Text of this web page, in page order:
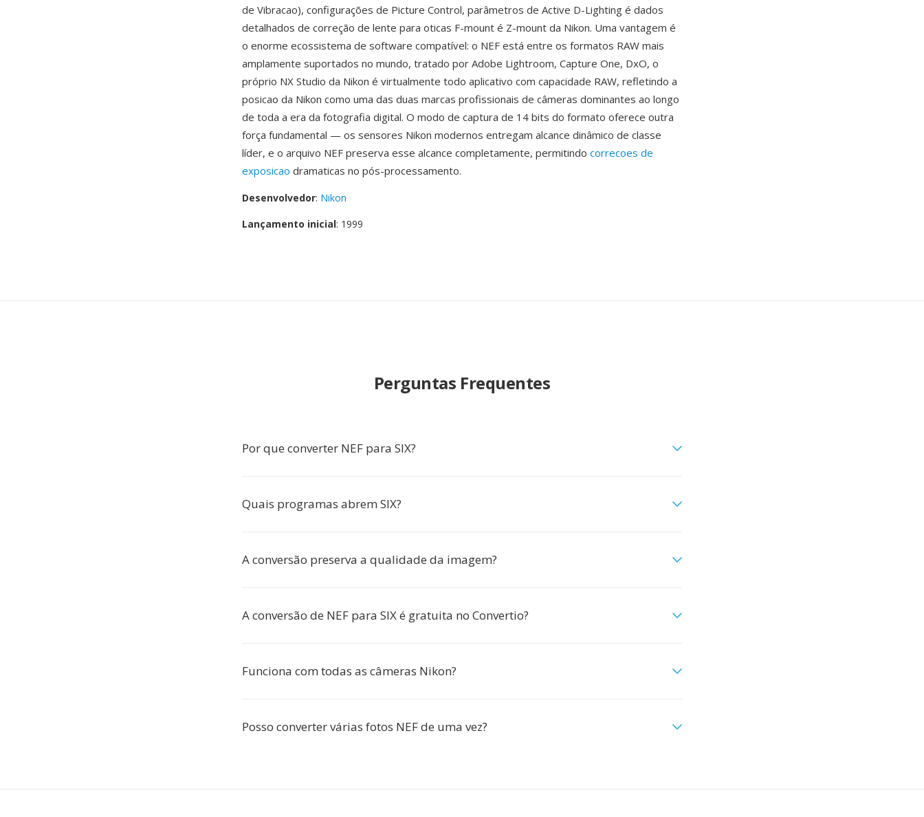
de Vibracao), configurações de Picture Control, parâmetros de Active D-Lighting é dados
detalhados de correção de lente para oticas F-mount é Z-mount da Nikon. Uma vantagem é
o enorme ecossistema de software compatível: o NEF está entre os formatos RAW mais
amplamente suportados no mundo, tratado por Adobe Lightroom, Capture One, DxO, o
próprio NX Studio da Nikon é virtualmente todo aplicativo com capacidade RAW, refletindo a
posicao da Nikon como uma das duas marcas profissionais de câmeras dominantes ao longo
de toda a era da fotografia digital. O modo de captura de 14 bits do formato oferece outra
força fundamental — os sensores Nikon modernos entregam alcance dinâmico de classe
líder, e o arquivo NEF preserva esse alcance completamente, permitindo correcoes de
exposicao dramaticas no pós-processamento.
Desenvolvedor: Nikon
Lançamento inicial: 1999
Perguntas Frequentes
Por que converter NEF para SIX?
Quais programas abrem SIX?
A conversão preserva a qualidade da imagem?
A conversão de NEF para SIX é gratuita no Convertio?
Funciona com todas as câmeras Nikon?
Posso converter várias fotos NEF de uma vez?